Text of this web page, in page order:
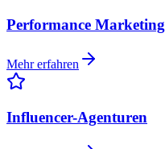
Performance Marketing
Mehr erfahren
Influencer-Agenturen